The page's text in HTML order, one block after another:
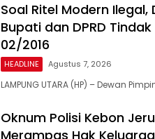
Soal Ritel Modern Ilegal,
Bupati dan DPRD
02/2016
HEADLINE Agustus 7, 2026
LAMPUNG UTARA (HP) – Dewan
Oknum Polisi Kebon
Merampas Hak